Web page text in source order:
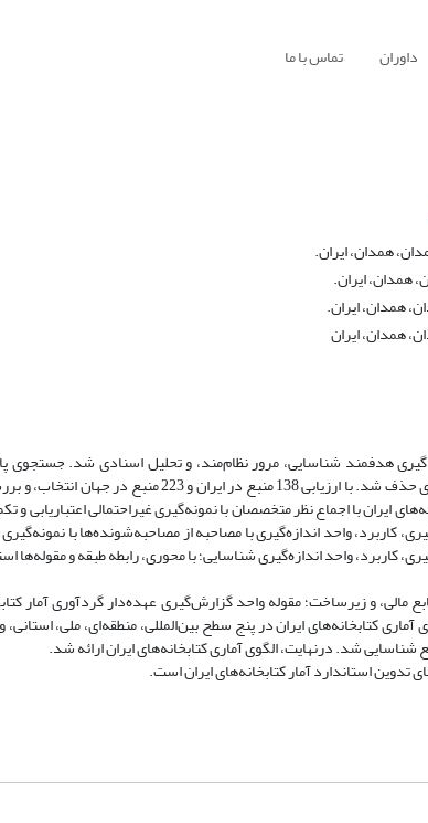
داوران تماس با ما
همدان، ایران.
همدان، ایران.
همدان، ایران.
همدان، ایران
هدفمند شناسایی، مرور نظام‌‌مند، و تحلیل اسنادی شد. جستجوی
اطلاعاتی فارسی و لاتین با کلیدواژه‌ «آمار کتابخانه‌ها» منابع مرتبط شناسایی، و تکراری‌ها با غربالگری حذف شد. با ارزیابی 138 منبع
ایران با اجماع نظر متخصصان با نمونه‌گیری غیراحتمالی اعتباریابی و
کاربرد، واحد اندازه‌گیری با مصاحبه از مصاحبه‌شونده‌ها با
واحد اندازه‌گیری شناسایی؛ با محوری، رابطه طبقه و مقوله‌ها
منابع انسانی، منابع مالی، و زیرساخت؛ مقوله‌‌ واحد گزارش‌گیری عهده‌دار گردآوری آمار
کتابخانه‌های ایران در پنج سطح بین‌المللی، منطقه‌ای، ملی، استانی،
شد. درنهایت، الگوی آماری کتابخانه‌های ایران ارائه شد.
تدوین استاندارد آمار کتابخانه‌های ایران است.